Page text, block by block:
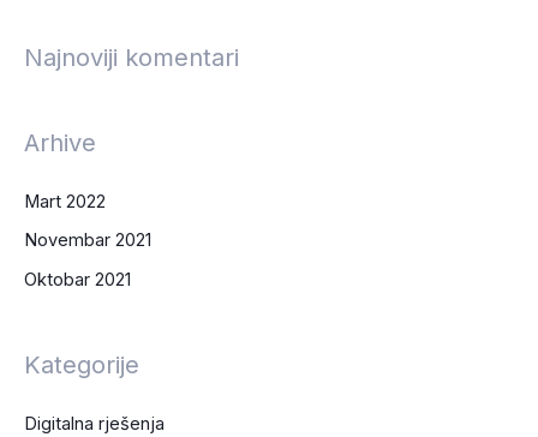
Najnoviji komentari
Arhive
Mart 2022
Novembar 2021
Oktobar 2021
Kategorije
Digitalna rješenja